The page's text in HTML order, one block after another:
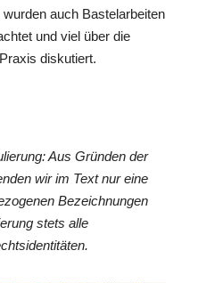
auch Bastelarbeiten
und viel über die
diskutiert.
Aus Gründen der
wir im Text nur eine
Bezeichnungen
stets alle